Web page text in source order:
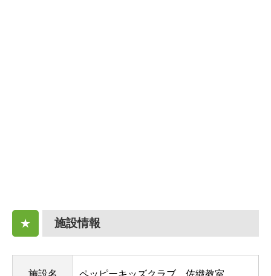
★ 施設情報
施設名 ペッピーキッズクラブ 佐織教室